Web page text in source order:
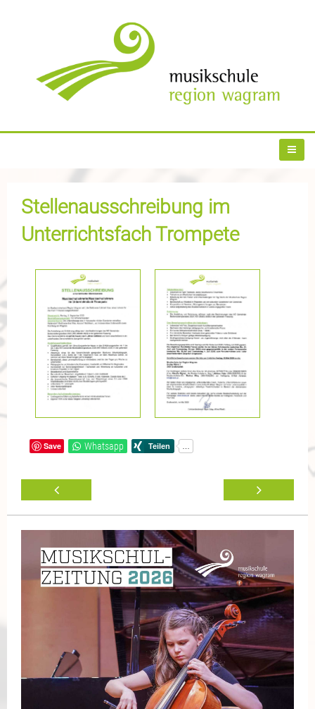
Stellenausschreibung im
Unterrichtsfach Trompete
Save Whatsapp